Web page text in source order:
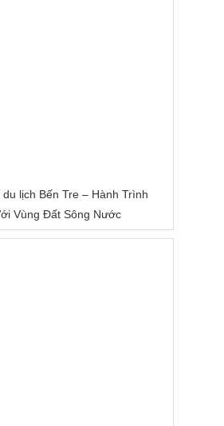
lịch Bến Tre – Hành Trình
Vùng Đất Sông Nước